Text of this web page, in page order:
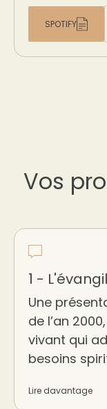
SPOTIFY
Vos
1 -
Une
de l’an
vivant qui
besoins
Lire davantage